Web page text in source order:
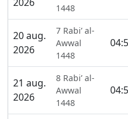
1448
20 aug.
2026
7 Rabi’ al-
Awwal
1448
21 aug.
2026
8 Rabi’ al-
Awwal
1448